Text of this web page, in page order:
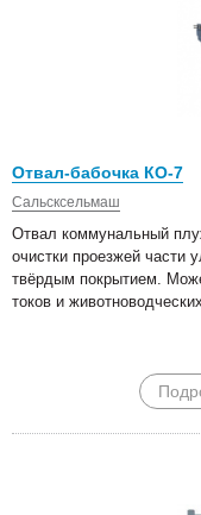
Отвал-бабочка КО-7
Сальсксельмаш
Отвал коммунальный
очистки проезжей части
твёрдым покрытием.
токов и